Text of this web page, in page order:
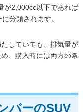
が2,000cc以下であれば
分類されます。
していても、排気量が
、購入時には両方の条
バーのSUV